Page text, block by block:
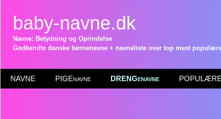
baby-navne.dk
Navne: Betydning og Oprindelse
Godkendte danske børnenavne + navneliste over top mest
NAVNE PIGEnavne DRENGenavne POPULÆRE